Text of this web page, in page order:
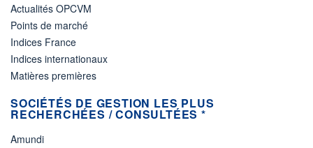
Actualités OPCVM
Points de marché
Indices France
Indices internationaux
Matières premières
SOCIÉTÉS DE GESTION LES PLUS
RECHERCHÉES / CONSULTÉES *
Amundi